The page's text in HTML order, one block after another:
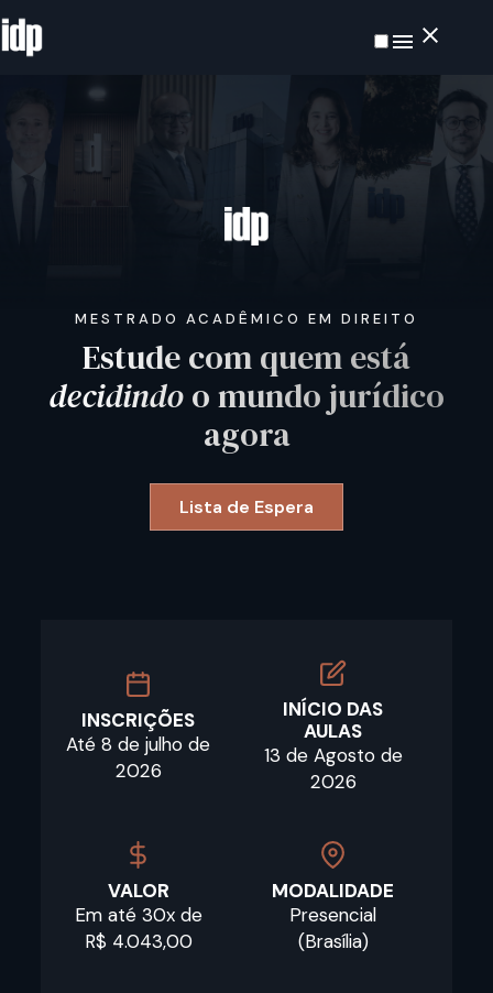
MESTRADO ACADÊMICO EM DIREITO
Estude com quem está
decidindoo mundo jurídico
agora
Lista de Espera
INSCRIÇÕES
Até 8 de julho de
2026
INÍCIO DAS
AULAS
13 de Agosto de
2026
VALOR
Em até 30x de
R$ 4.043,00
MODALIDADE
Presencial
(Brasília)